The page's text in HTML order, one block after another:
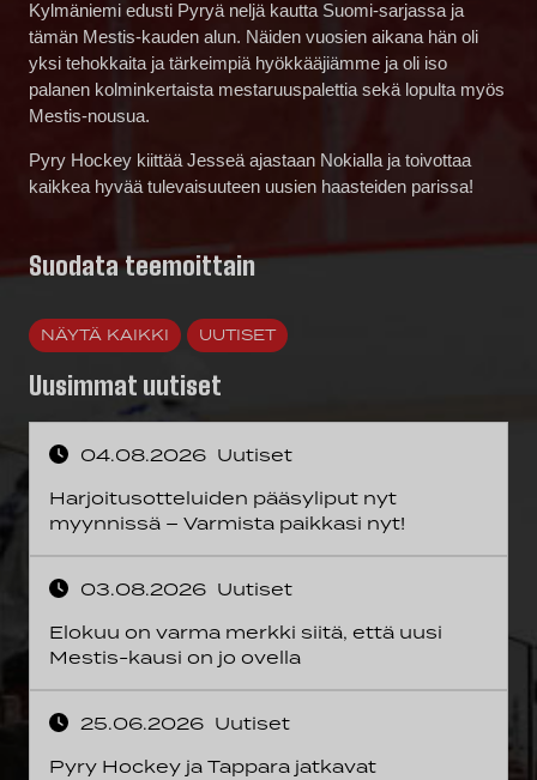
Kylmäniemi edusti Pyryä neljä kautta Suomi-sarjassa ja
tämän Mestis-kauden alun. Näiden vuosien aikana hän oli
yksi tehokkaita ja tärkeimpiä hyökkääjiämme ja oli iso
palanen kolminkertaista mestaruuspalettia sekä lopulta myös
Mestis-nousua.
Pyry Hockey kiittää Jesseä ajastaan Nokialla ja toivottaa
kaikkea hyvää tulevaisuuteen uusien haasteiden parissa!
Suodata teemoittain
NÄYTÄ KAIKKI UUTISET
Uusimmat uutiset
04.08.2026 Uutiset
Harjoitusotteluiden pääsyliput nyt
myynnissä – Varmista paikkasi nyt!
03.08.2026 Uutiset
Elokuu on varma merkki siitä, että uusi
Mestis-kausi on jo ovella
25.06.2026 Uutiset
Pyry Hockey ja Tappara jatkavat